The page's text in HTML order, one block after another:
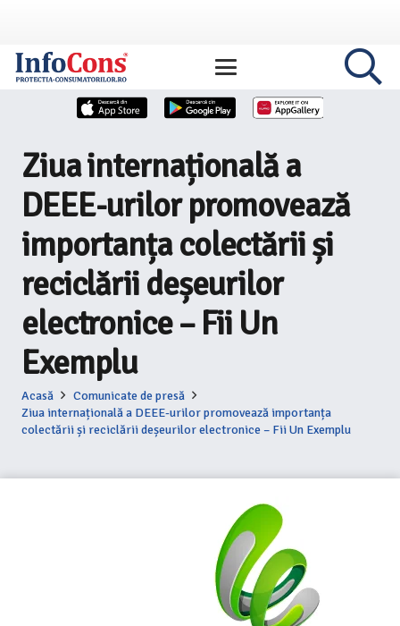
Ziua internațională a
DEEE-urilor promovează
importanța colectării și
reciclării deșeurilor
electronice – Fii Un
Exemplu
Acasă
Comunicate de presă
Ziua internațională a DEEE-urilor promovează importanța
colectării și reciclării deșeurilor electronice – Fii Un Exemplu